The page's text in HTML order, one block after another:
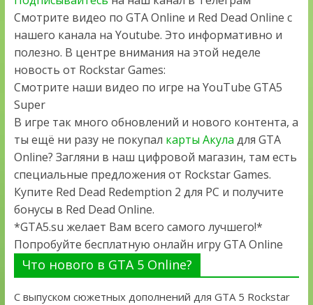
Смотрите видео по GTA Online и Red Dead Online с
нашего канала на Youtube. Это информативно и
полезно. В центре внимания на этой неделе
новость от Rockstar Games:
Смотрите наши видео по игре на YouTube GTA5
Super
В игре так много обновлений и нового контента, а
ты ещё ни разу не покупал карты Акула для GTA
Online? Загляни в наш цифровой магазин, там есть
специальные предложения от Rockstar Games.
Купите Red Dead Redemption 2 для PC и получите
бонусы в Red Dead Online.
*GTA5.su желает Вам всего самого лучшего!*
Попробуйте бесплатную онлайн игру GTA Online
Что нового в GTA 5 Online?
С выпуском сюжетных дополнений для GTA 5 Rockstar